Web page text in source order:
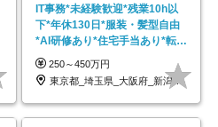
IT事務*未経験歓迎*残業10h以
下*年休130日*服装・髪型自由
*AI研修あり*住宅手当あり*転勤
なし
250～450万円
東京都_埼玉県_大阪府_新潟県_福岡県